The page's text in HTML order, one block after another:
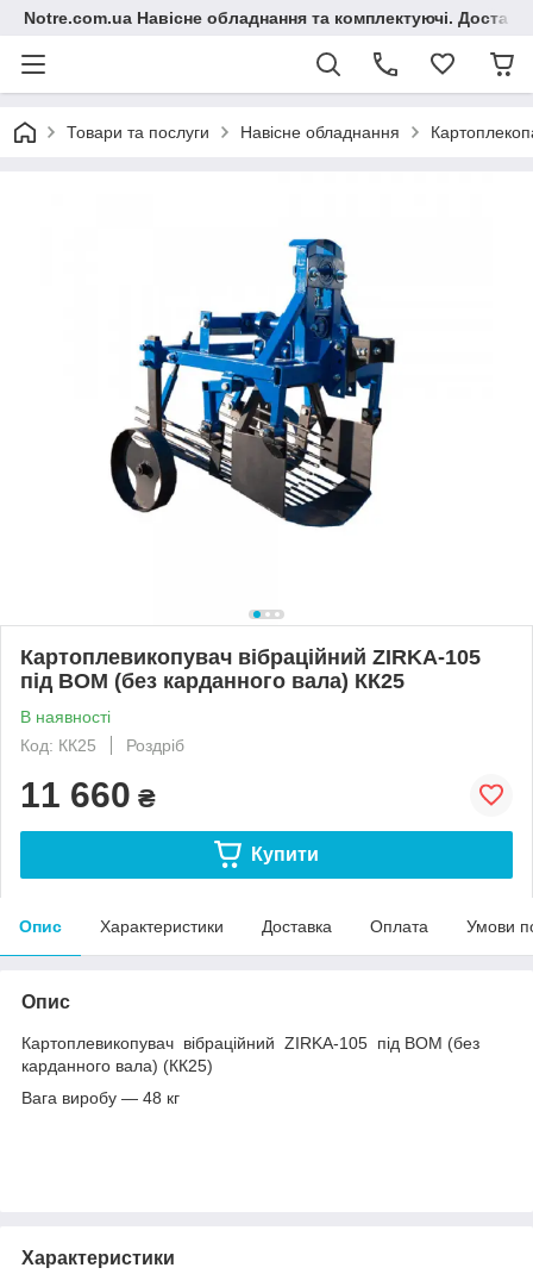
Notre.com.ua Навісне обладнання та комплектуючі.
Товари та послуги Навісне обладнання
Картоплевикопувач вібраційний ZIRKA-105
під ВОМ (без карданного вала) КК25
В наявності
Код: КК25
Роздріб
11 660 ₴
Купити
Опис Характеристики Доставка Оплата Умови
Опис
Картоплевикопувач вібраційний ZIRKA-105 під ВОМ (без
карданного вала) (КК25)
Вага виробу — 48 кг
Характеристики